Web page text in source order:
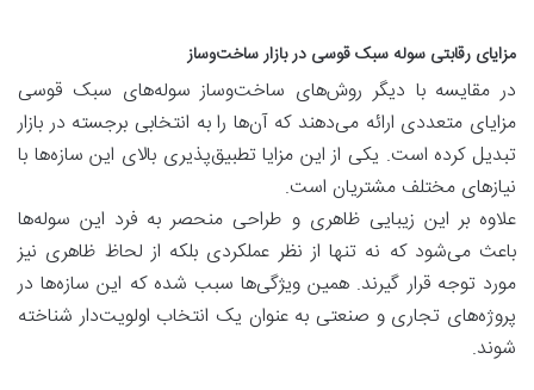
مزایای رقابتی سوله سبک قوسی در بازار ساخت‌وساز
در مقایسه با دیگر روش‌های ساخت‌وساز سوله‌های سبک قوسی
مزایای متعددی ارائه می‌دهند که آن‌ها را به انتخابی برجسته در بازار
تبدیل کرده است. یکی از این مزایا تطبیق‌پذیری بالای این سازه‌ها با
نیازهای مختلف مشتریان است.
علاوه بر این زیبایی ظاهری و طراحی منحصر به فرد این سوله‌ها
باعث می‌شود که نه تنها از نظر عملکردی بلکه از لحاظ ظاهری نیز
مورد توجه قرار گیرند. همین ویژگی‌ها سبب شده که این سازه‌ها در
پروژه‌های تجاری و صنعتی به عنوان یک انتخاب اولویت‌دار شناخته
شوند.